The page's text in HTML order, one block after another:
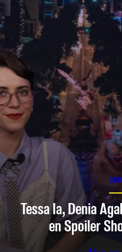
Tessa Ia, Denia
en Spoiler